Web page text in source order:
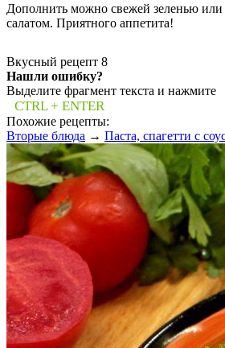
Дополнить можно свежей зеленью
салатом. Приятного аппетита!
Вкусный рецепт 8
Нашли ошибку?
Выделите фрагмент текста и нажмите
CTRL + ENTER
Похожие рецепты:
Вторые блюда → Паста, спагетти с